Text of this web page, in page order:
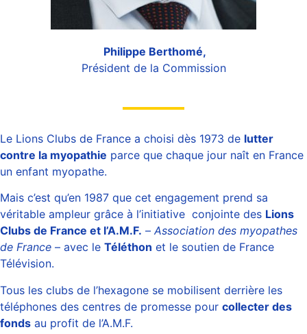
Philippe Berthomé,
Président de la Commission
Le Lions Clubs de France a choisi dès 1973 de lutter
contre la myopathie parce que chaque jour naît en France
un enfant myopathe.
Mais c’est qu’en 1987 que cet engagement prend sa
véritable ampleur grâce à l’initiative conjointe des Lions
Clubs de France et l’A.M.F. – Association des myopathes
de France – avec le Téléthon et le soutien de France
Télévision.
Tous les clubs de l’hexagone se mobilisent derrière les
téléphones des centres de promesse pour collecter des
fonds au profit de l’A.M.F.